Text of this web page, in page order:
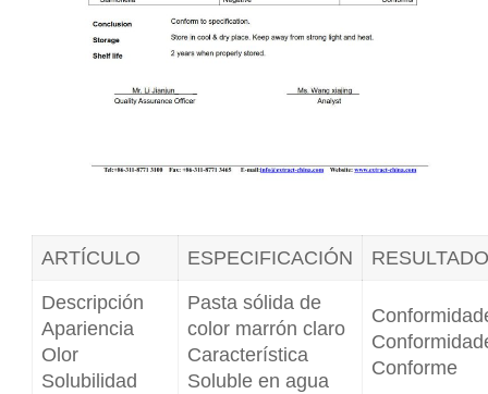
ARTÍCULO ESPECIFICACIÓN
Descripción
Apariencia
Olor
Solubilidad
Pasta sólida de
color marrón claro
Característica
Soluble en agua
Conforme